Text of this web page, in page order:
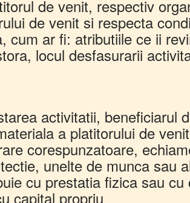
de venit, respectiv
de venit si respecta
cum ar fi: atributiile ce ii
locul desfasurarii
activitatii, beneficiarul
a platitorului de
corespunzatoare,
unelte de munca sau
cu prestatia fizica sau
capital propriu